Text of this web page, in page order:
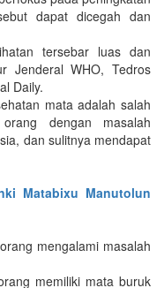
dapat dicegah dan
tersebar luas dan
Jenderal WHO, Tedros
Daily.
mata adalah salah
dengan masalah
dan sulitnya mendapat
Matabixu Manutolun
mengalami masalah
memiliki mata buruk